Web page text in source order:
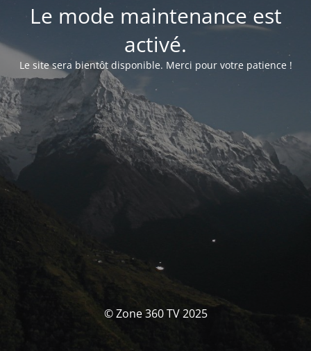
Le mode maintenance est
activé.
Le site sera bientôt disponible. Merci pour votre patience !
© Zone 360 TV 2025